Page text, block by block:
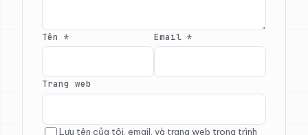
Tên * Email *
Trang web
Lưu tên của tôi, email, và trang web trong trình